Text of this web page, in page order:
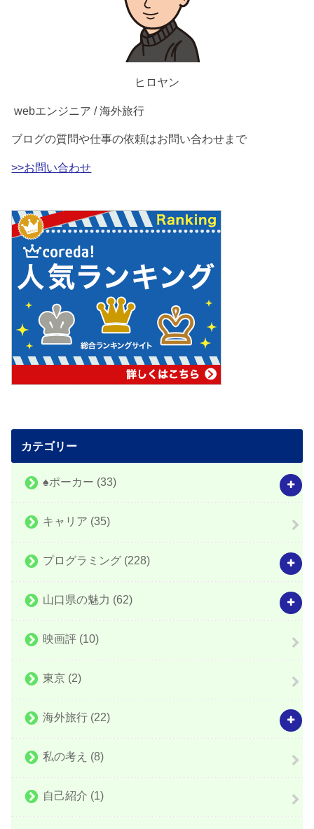
ヒロヤン
webエンジニア / 海外旅行
ブログの質問や仕事の依頼はお問い合わせまで
>>お問い合わせ
カテゴリー
♠️ポーカー (33)
キャリア (35)
プログラミング (228)
山口県の魅力 (62)
映画評 (10)
東京 (2)
海外旅行 (22)
私の考え (8)
自己紹介 (1)